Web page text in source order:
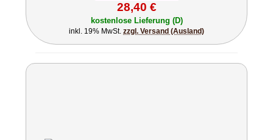
28,40 €
kostenlose Lieferung (D)
inkl. 19% MwSt. zzgl. Versand (Ausland)